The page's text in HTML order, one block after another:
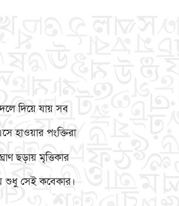
দিয়ে যায় সব
হাওয়ার পংক্তিরা
ছড়ায় মৃত্তিকার
সেই কবেকার।